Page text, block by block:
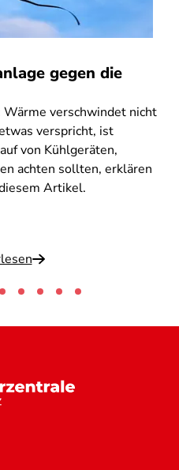
gegen die
verschwindet nicht
verspricht, ist
von Kühlgeräten,
achten sollten, erklären
Artikel.